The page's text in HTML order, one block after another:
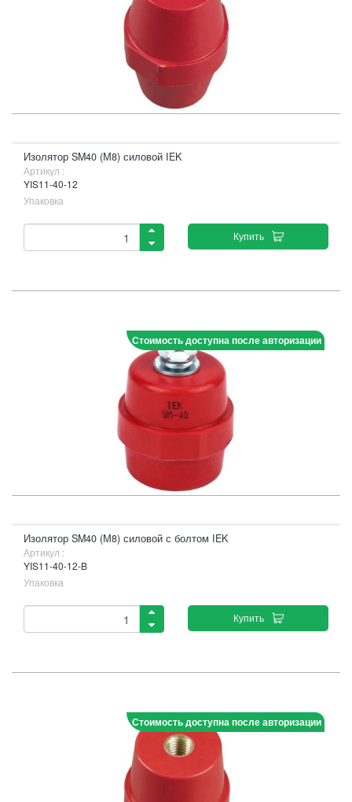
Изолятор SM40 (М8) силовой IEK
Артикул :
YIS11-40-12
Упаковка
Купить
Стоимость доступна после авторизации
Изолятор SM40 (М8) силовой с болтом IEK
Артикул :
YIS11-40-12-B
Упаковка
Купить
Стоимость доступна после авторизации